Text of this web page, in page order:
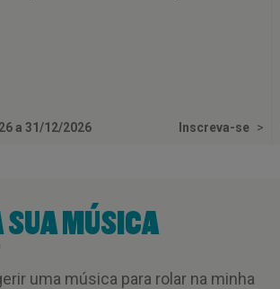
a 31/12/2026 Inscreva-se >
SUA MÚSICA
uma música para rolar na minha